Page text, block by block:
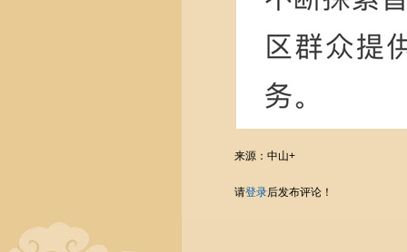
来源：中山+
请登录后发布评论！